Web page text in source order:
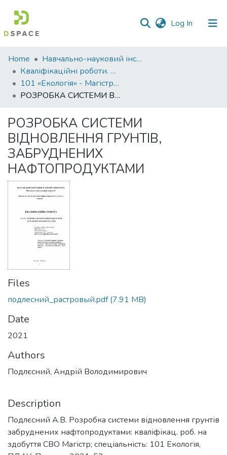
Log In (current)
Communities
&
Collections
Statistics
Home
Навчально-науковий інститут агротехнологій, селекції та екології
Кваліфікаційні роботи. ННІ агротехнологій, селекції та екології
101 «Екологія» - Магістри 2021-2022
РОЗРОБКА СИСТЕМИ ВІДНОВЛЕННЯ ГРУНТІВ, ЗАБРУДНЕНИХ НАФТОПРОДУКТАМИ
РОЗРОБКА СИСТЕМИ
ВІДНОВЛЕННЯ ГРУНТІВ,
ЗАБРУДНЕНИХ
НАФТОПРОДУКТАМИ
Files
подлесний_растровый.pdf(7.91 MB)
Date
2021
Authors
Подлєсний, Андрій Володимирович
Description
Подлєсний А.В. Розробка системи відновлення грунтів
забруднених нафтопродуктами: кваліфікац. роб. на
здобуття СВО Магістр; спеціальність: 101 Екологія,